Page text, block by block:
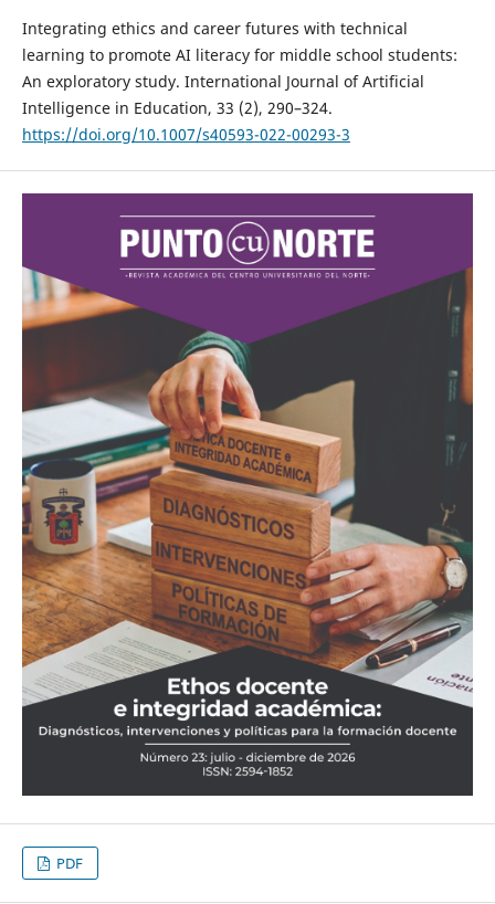
Integrating ethics and career futures with technical
learning to promote AI literacy for middle school students:
An exploratory study. International Journal of Artificial
Intelligence in Education, 33 (2), 290–324.
https://doi.org/10.1007/s40593-022-00293-3
PDF